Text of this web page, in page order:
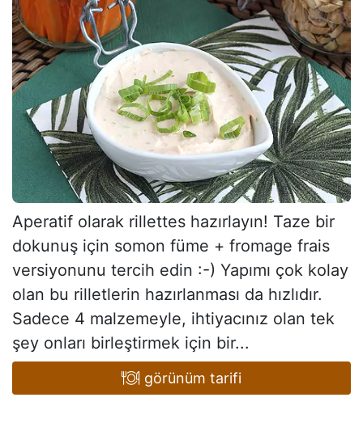
Aperatif olarak rillettes hazırlayın! Taze bir
dokunuş için somon füme + fromage frais
versiyonunu tercih edin :-) Yapımı çok kolay
olan bu rilletlerin hazırlanması da hızlıdır.
Sadece 4 malzemeyle, ihtiyacınız olan tek
şey onları birleştirmek için bir...
görünüm tarifi